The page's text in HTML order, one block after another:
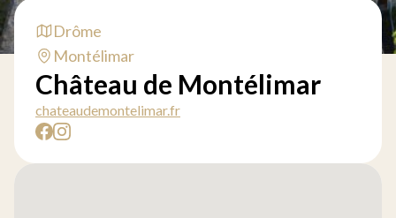
Drôme
Montélimar
Château de Montélimar
chateaudemontelimar.fr